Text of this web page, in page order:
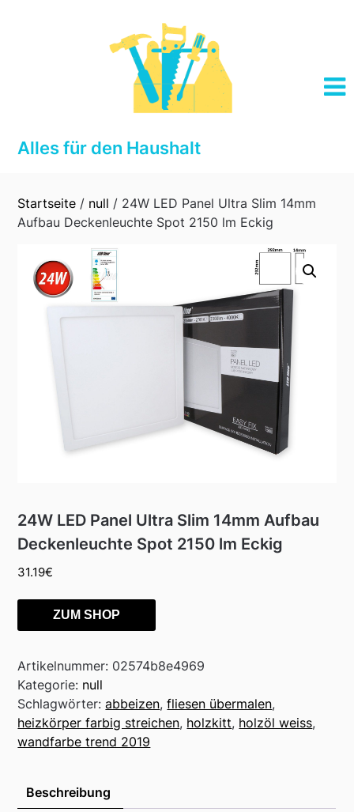
Alles für den Haushalt
Startseite / null / 24W LED Panel Ultra Slim 14mm
Aufbau Deckenleuchte Spot 2150 lm Eckig
24W LED Panel Ultra Slim 14mm Aufbau
Deckenleuchte Spot 2150 lm Eckig
31.19€
ZUM SHOP
Artikelnummer: 02574b8e4969
Kategorie: null
Schlagwörter:abbeizen,fliesen übermalen,
heizkörper farbig streichen, holzkitt, holzöl weiss,
wandfarbe trend 2019
Beschreibung